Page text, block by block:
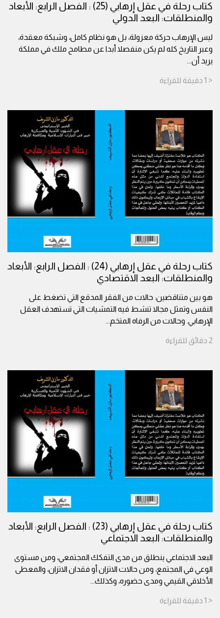
كتاب رحلة في عقل إرهابي (25) : الفصل الرابع: الأبعاد
والمنطلقات: البعد الدولي
ليس الإرهاب حركة معزولة، بل هو نظام كامل، وشبكة معقدة،
وعبر التاريخ كله لم يكن منفصلا أبدا عن مطامح ملك في مملكة
يريد أن...
< 1 دقيقة للقراءة
كتاب رحلة في عقل إرهابي (24) : الفصل الرابع: الأبعاد
والمنطلقات: البعد الاقتصادي
هو بين متناقضين: حالات من الفقر المدقع التي تضغط على
النفس وتمثل مجالا تنشط فيه التمشيات التي تستهدف العقل
الإرهابي. وحالات من الرفاه المتخم...
2 دقائق للقراءة
كتاب رحلة في عقل إرهابي (23) : الفصل الرابع: الأبعاد
والمنطلقات: البعد الاجتماعي
البعد الاجتماعي ينطلق من مدى التفكك المجتمعي، ومن مستوى
الوعي في المجتمع، ومن حالات الاتزان أو فقدان الاتزان، والمعطى
الأخلاقي القيمي ومدى حضوره، وكذلك...
< 1 دقيقة للقراءة